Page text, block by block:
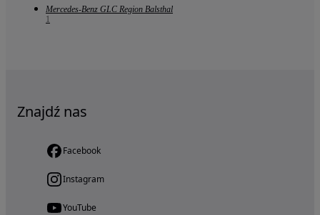
Mercedes-Benz GLC Region Balsthal
1
Znajdź nas
Facebook
Instagram
YouTube